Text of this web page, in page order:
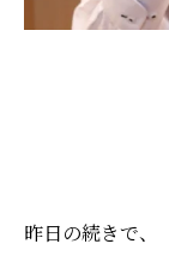
昨日の続きで、